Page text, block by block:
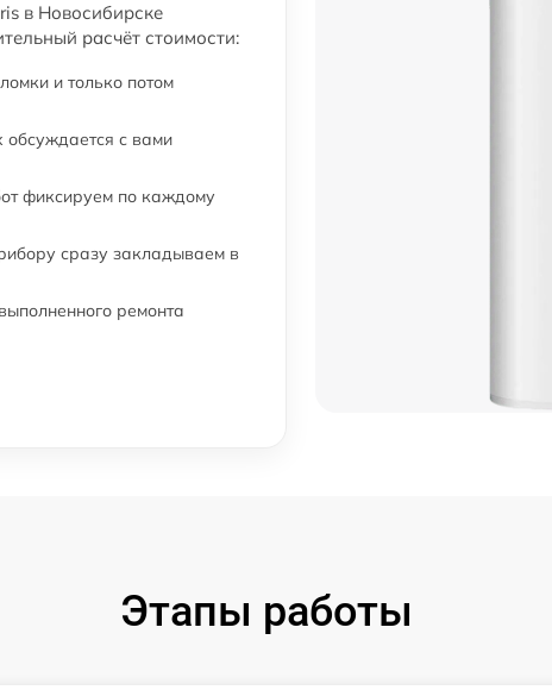
в Новосибирске
расчёт стоимости:
и только потом
обсуждается с вами
фиксируем по каждому
сразу закладываем в
ремонта
Этапы работы